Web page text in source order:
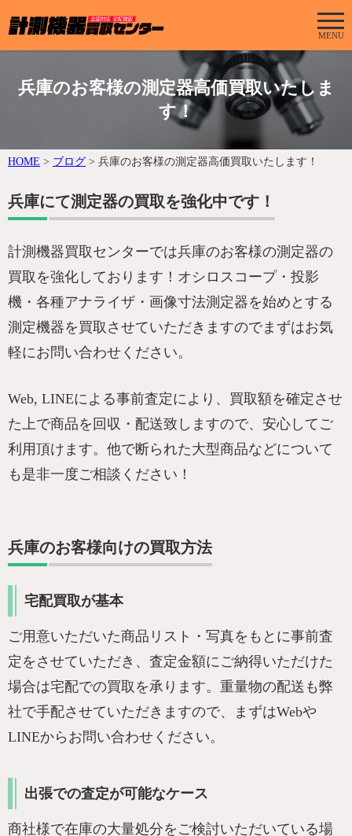
MENU
兵庫のお客様の測定器高価買取いたしま
す！
HOME > ブログ > 兵庫のお客様の測定器高価買取いたします！
兵庫にて測定器の買取を強化中です！
計測機器買取センターでは兵庫のお客様の測定器の
買取を強化しております！オシロスコープ・投影
機・各種アナライザ・画像寸法測定器を始めとする
測定機器を買取させていただきますのでまずはお気
軽にお問い合わせください。
Web, LINEによる事前査定により、買取額を確定させ
た上で商品を回収・配送致しますので、安心してご
利用頂けます。他で断られた大型商品などについて
も是非一度ご相談ください！
兵庫のお客様向けの買取方法
宅配買取が基本
ご用意いただいた商品リスト・写真をもとに事前査
定をさせていただき、査定金額にご納得いただけた
場合は宅配での買取を承ります。重量物の配送も弊
社で手配させていただきますので、まずはWebや
LINEからお問い合わせください。
出張での査定が可能なケース
商社様で在庫の大量処分をご検討いただいている場